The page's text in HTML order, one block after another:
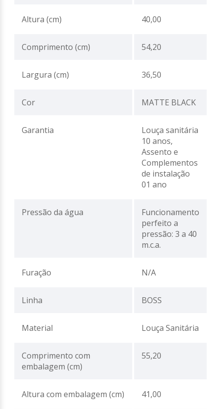
Altura (cm) 40,00
Comprimento (cm) 54,20
Largura (cm) 36,50
Cor MATTE BLACK
Garantia
Louça sanitária
10 anos,
Assento e
Complementos
de instalação
01 ano
Pressão da água
Funcionamento
perfeito a
pressão: 3 a 40
m.c.a.
Furação N/A
Linha BOSS
Material Louça Sanitária
Comprimento com
embalagem (cm)
55,20
Altura com embalagem (cm) 41,00